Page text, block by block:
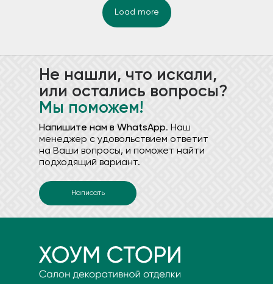
Load more
Не нашли, что искали,
или остались вопросы?
Мы поможем!
Напишите нам в WhatsApp. Наш
менеджер с удовольствием ответит
на Ваши вопросы, и поможет найти
подходящий вариант.
Написать